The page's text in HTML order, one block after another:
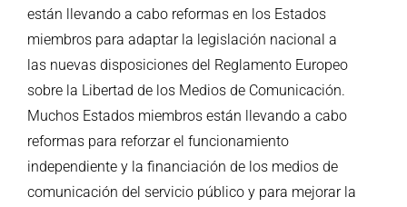
están llevando a cabo reformas en los Estados
miembros para adaptar la legislación nacional a
las nuevas disposiciones del Reglamento Europeo
sobre la Libertad de los Medios de Comunicación.
Muchos Estados miembros están llevando a cabo
reformas para reforzar el funcionamiento
independiente y la financiación de los medios de
comunicación del servicio público y para mejorar la